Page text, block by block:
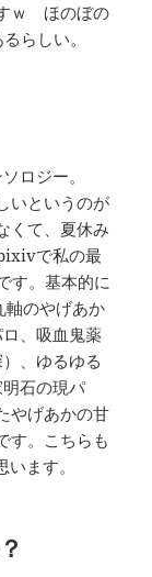
ｗ ほのぼの
らしい。
ロジー。
いというのが
くて、夏休み
で私の最
す。基本的に
のやげあか
、吸血鬼薬
、ゆるゆる
石の現パ
やげあかの甘
す。こちらも
ます。